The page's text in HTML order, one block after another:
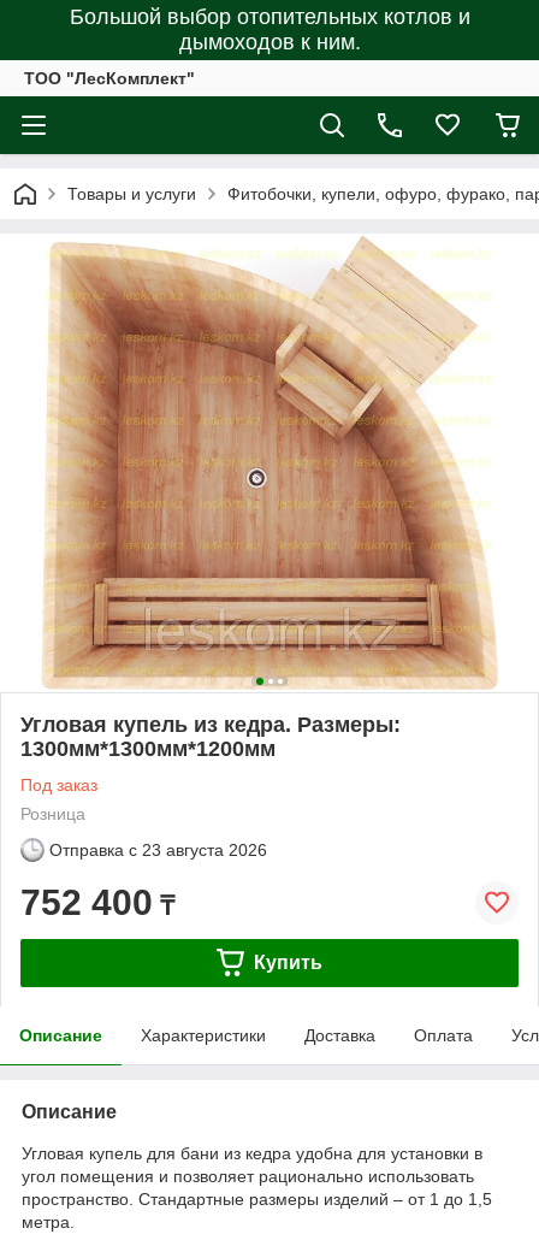
Большой выбор отопительных котлов и
дымоходов к ним.
ТОО "ЛесКомплект"
Товары и услуги Фитобочки, купели, офуро, фурако,
Угловая купель из кедра. Размеры:
1300мм*1300мм*1200мм
Под заказ
Розница
Отправка с 23 августа 2026
752 400 ₸
Купить
Описание Характеристики Доставка Оплата
Описание
Угловая купель для бани из кедра удобна для установки в
угол помещения и позволяет рационально использовать
пространство. Стандартные размеры изделий – от 1 до 1,5
метра.